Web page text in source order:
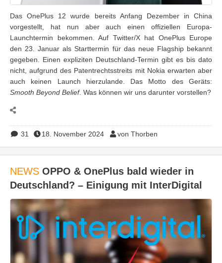
Das OnePlus 12 wurde bereits Anfang Dezember in China
vorgestellt, hat nun aber auch einen offiziellen Europa-
Launchtermin bekommen. Auf Twitter/X hat OnePlus Europe
den 23. Januar als Starttermin für das neue Flagship bekannt
gegeben. Einen expliziten Deutschland-Termin gibt es bis dato
nicht, aufgrund des Patentrechtsstreits mit Nokia erwarten aber
auch keinen Launch hierzulande. Das Motto des Geräts:
Smooth Beyond Belief. Was können wir uns darunter vorstellen?
31 18. November 2024 von Thorben
NEWS OPPO & OnePlus bald wieder in
Deutschland? – Einigung mit InterDigital